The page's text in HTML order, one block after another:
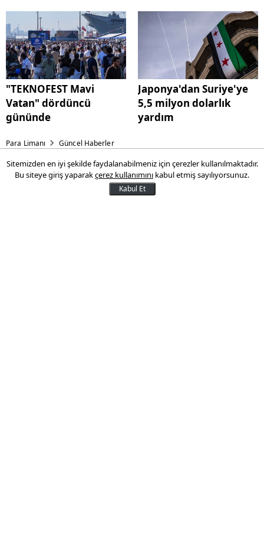
"TEKNOFEST Mavi
Vatan" dördüncü
gününde
Japonya'dan Suriye'ye
5,5 milyon dolarlık
yardım
Para Limanı Güncel Haberler
THY için geri sayım başladı
Türk Hava Yolları A.O. (THYAO), 2025 yılı
Sitemizden en iyi şekilde faydalanabilmeniz için çerezler kullanılmaktadır.
Bu siteye giriş yaparakçerez kullanımını kabul etmiş sayılıyorsunuz.
Kabul Et